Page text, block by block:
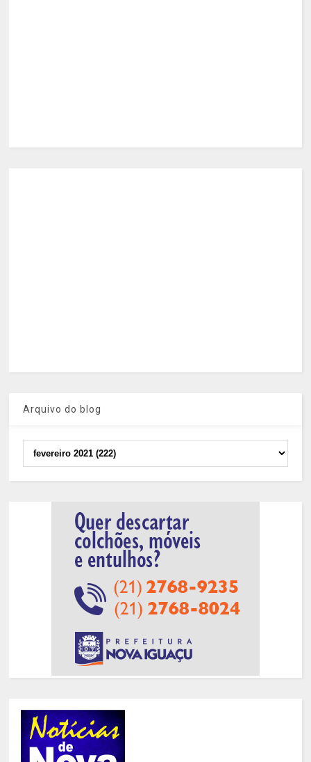
Arquivo do blog